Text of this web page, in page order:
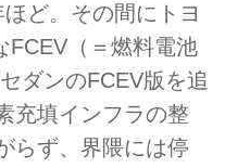
ど。その間にトヨ
FCEV（＝燃料電池
ダンのFCEV版を追
充填インフラの整
らず、界隈には停